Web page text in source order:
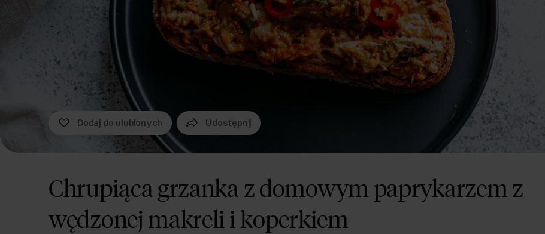
Dodaj do ulubionych Udostępnij
Chrupiąca grzanka z domowym paprykarzem z
wędzonej makreli i koperkiem